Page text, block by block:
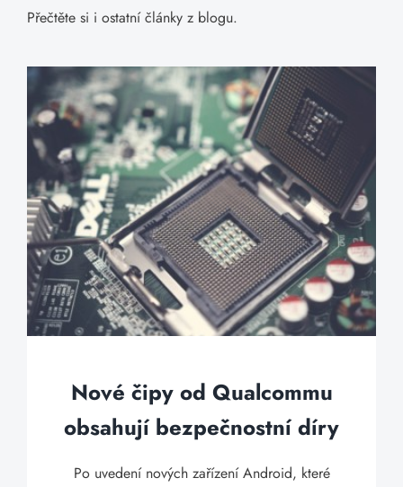
Přečtěte si i ostatní články z blogu.
Nové čipy od Qualcommu
obsahují bezpečnostní díry
Po uvedení nových zařízení Android, které